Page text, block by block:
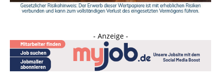
- Anzeige -